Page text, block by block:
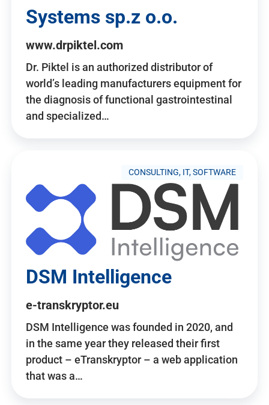
Systems sp.z o.o.
www.drpiktel.com
Dr. Piktel is an authorized distributor of
world’s leading manufacturers equipment for
the diagnosis of functional gastrointestinal
and specialized…
CONSULTING, IT, SOFTWARE
DSM Intelligence
e-transkryptor.eu
DSM Intelligence was founded in 2020, and
in the same year they released their first
product – eTranskryptor – a web application
that was a…